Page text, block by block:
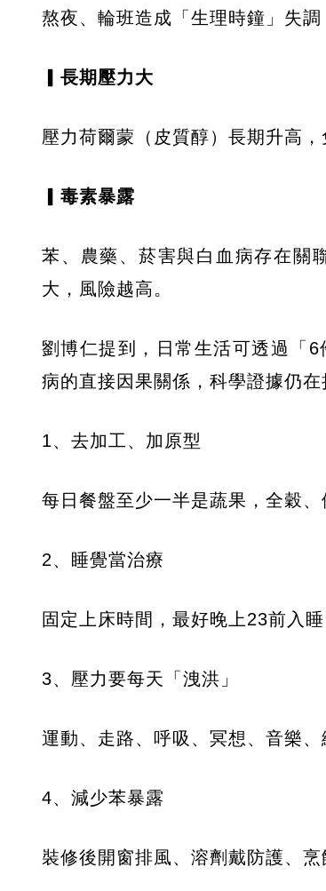
熬夜、輪班造成「生理時鐘」失調
▎長期壓力大
壓力荷爾蒙（皮質醇）長期升高，
▎毒素暴露
苯、農藥、菸害與白血病存在關
大，風險越高。
劉博仁提到，日常生活可透過「
病的直接因果關係，科學證據仍
1、去加工、加原型
每日餐盤至少一半是蔬果，全穀
2、睡覺當治療
固定上床時間，最好晚上23前入睡
3、壓力要每天「洩洪」
運動、走路、呼吸、冥想、音樂、
4、減少苯暴露
裝修後開窗排風、溶劑戴防護、烹